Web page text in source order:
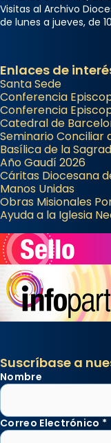
Visitas al Archivo
de lunes a jueves, de
Enlaces de
Santa Sede
Conferencia
Conferencia
Catedral de
Seminario Conciliar
Basílica de la
Año Gaudí 2026
Cáritas Diocesana
Manos Unidas
Obras Misionales
Ayuda a la Iglesia
Suscríbase a
Nombre
Correo Electrónico *